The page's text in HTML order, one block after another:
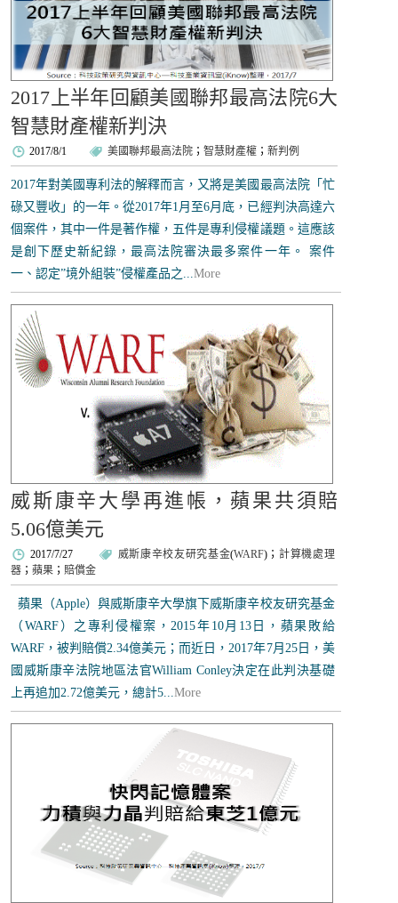
2017上半年回顧美國聯邦最高法院6大
智慧財產權新判決
2017/8/1 美國聯邦最高法院 ；智慧財產權 ；新判例
2017年對美國專利法的解釋而言，又將是美國最高法院「忙
碌又豐收」的一年。從2017年1月至6月底，已經判決高達六
個案件，其中一件是著作權，五件是專利侵權議題。這應該
是創下歷史新紀錄，最高法院審決最多案件一年。 案件
一、認定”境外組裝”侵權產品之...More
威斯康辛大學再進帳，蘋果共須賠
5.06億美元
2017/7/27 威斯康辛校友研究基金(WARF)； 計算機處理
器 ；蘋果 ； 賠償金
蘋果（Apple）與威斯康辛大學旗下威斯康辛校友研究基金
（WARF）之專利侵權案，2015年10月13日，蘋果敗給
WARF，被判賠償2.34億美元；而近日，2017年7月25日，美
國威斯康辛法院地區法官William Conley決定在此判決基礎
上再追加2.72億美元，總計5...More